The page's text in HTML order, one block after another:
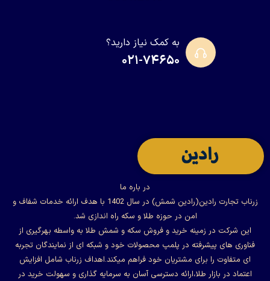
به کمک نیاز دارید؟
۰۲۱-۷۴۶۵۰
در باره ما
زرناب تجارت رادین(رادین شمش) در سال 1402 با هدف ارائه خدمات شفاف و
امن در حوزه طلا و سکه راه اندازی شد.
این شرکت در زمینه خرید و فروش سکه و شمش طلا به واسطه بهرگیری از
فناوری های پیشرفته در پلمپ محصولات خود و شبکه ای از نمایندگان تجربه
ای متفاوت را برای مشتریان خود فراهم میکند.اهداف زرناب شامل افزایش
اعتماد در بازار طلا،ارائه دسترسی آسان به سرمایه گذاری و سهولت خرید در